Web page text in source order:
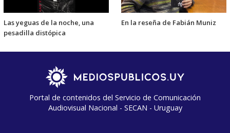
Las yeguas de la noche, una
pesadilla distópica
En la reseña de Fabián Muniz
Portal de contenidos del Servicio de Comunicación
Audiovisual Nacional - SECAN - Uruguay